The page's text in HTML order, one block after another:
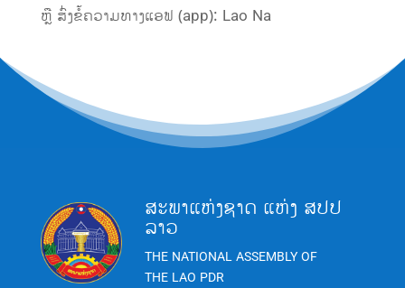
ຫຼື ສົ່ງຂໍ້ຄວາມທາງແອຟ (app): Lao Na
ສະພາແຫ່ງຊາດ ແຫ່ງ ສປປ
ລາວ
THE NATIONAL ASSEMBLY OF
THE LAO PDR